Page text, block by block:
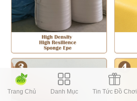
Trang Chủ Danh Mục Tin Tức Đồ Chơi